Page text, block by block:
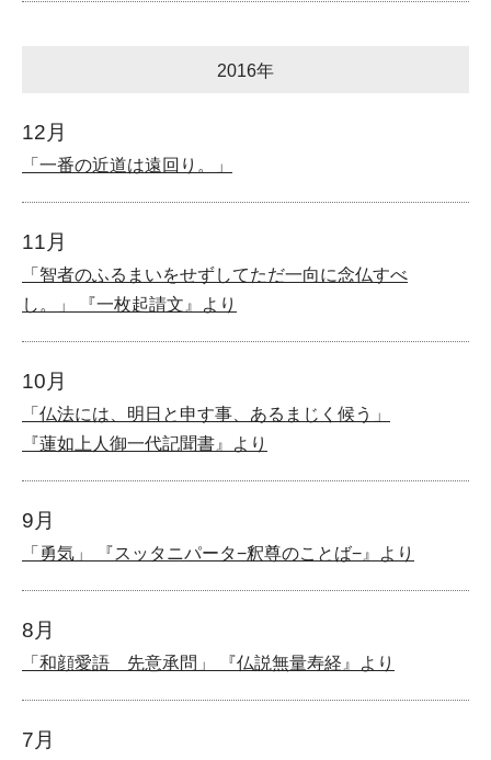
2016年
12月
「一番の近道は遠回り。」
11月
「智者のふるまいをせずしてただ一向に念仏すべ
し。」 『一枚起請文』より
10月
「仏法には、明日と申す事、あるまじく候う」
『蓮如上人御一代記聞書』より
9月
「勇気」 『スッタニパータ−釈尊のことば−』より
8月
「和顔愛語 先意承問」 『仏説無量寿経』より
7月